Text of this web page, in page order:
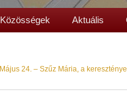
Közösségek Aktuális
Május 24. – Szűz Mária, a